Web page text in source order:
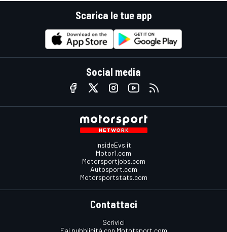
Scarica le tue app
Social media
InsideEvs.it
Motor1.com
Motorsportjobs.com
Autosport.com
Motorsportstats.com
Contattaci
Scrivici